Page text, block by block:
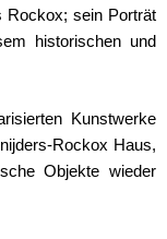
Rockox; sein Porträt
historischen und
Kunstwerke
Rockox Haus,
Objekte wieder